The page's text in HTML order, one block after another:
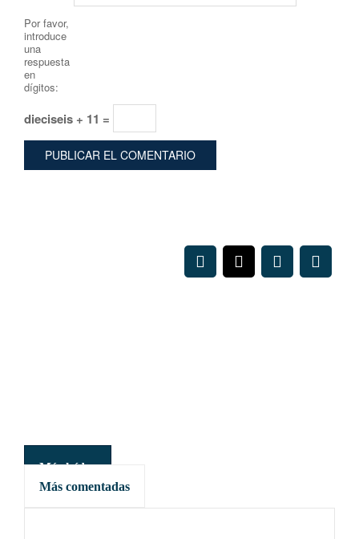
Por favor,
introduce
una
respuesta
en
dígitos:
dieciseis + 11 =
Más leídas
Más comentadas